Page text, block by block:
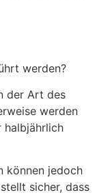
werden?
der Art des
werden
halbjährlich
können jedoch
sicher, dass